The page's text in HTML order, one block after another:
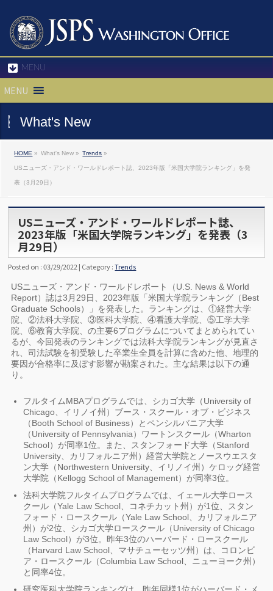
MENU
MENU
What's New
HOME » What's New » Trends »
USニューズ・アンド・ワールドレポート誌、2023年版「米国大学院ランキング」を発
表（3月29日）
USニューズ・アンド・ワールドレポート誌、
2023年版「米国大学院ランキング」を発表（3
月29日）
Posted on : 03/29/2022 | Category :Trends
USニューズ・アンド・ワールドレポート（U.S. News & World
Report）誌は3月29日、2023年版「米国大学院ランキング（Best
Graduate Schools）」を発表した。ランキングは、①経営大学
院、②法科大学院、③医科大学院、④看護大学院、⑤工学大学
院、⑥教育大学院、の主要6プログラムについてまとめられてい
るが、今回発表のランキングでは法科大学院ランキングが見直さ
れ、司法試験を初受験した卒業生全員を計算に含めた他、地理的
要因が合格率に及ぼす影響が勘案された。主な結果は以下の通
り。
フルタイムMBAプログラムでは、シカゴ大学（University of
Chicago、イリノイ州）ブース・スクール・オブ・ビジネス
（Booth School of Business）とペンシルバニア大学
（University of Pennsylvania）ワートンスクール（Wharton
School）が同率1位。また、スタンフォード大学（Stanford
University、カリフォルニア州）経営大学院とノースウエスタ
ン大学（Northwestern University、イリノイ州）ケロッグ経営
大学院（Kellogg School of Management）が同率3位。
法科大学院フルタイムプログラムでは、イェール大学ロース
クール（Yale Law School、コネチカット州）が1位、スタン
フォード・ロースクール（Yale Law School、カリフォルニア
州）が2位、シカゴ大学ロースクール（University of Chicago
Law School）が3位。昨年3位のハーバード・ロースクール
（Harvard Law School、マサチューセッツ州）は、コロンビ
ア・ロースクール（Columbia Law School、ニューヨーク州）
と同率4位。